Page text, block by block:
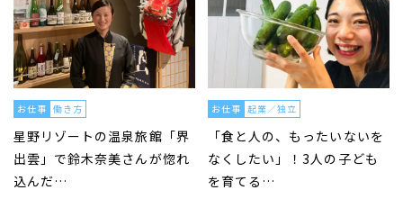
お仕事 働き方
星野リゾートの温泉旅館「界
出雲」で鈴木奈美さんが惚れ
込んだ…
お仕事 起業／独立
「食と人の、もったいないを
なくしたい」！3人の子ども
を育てる…